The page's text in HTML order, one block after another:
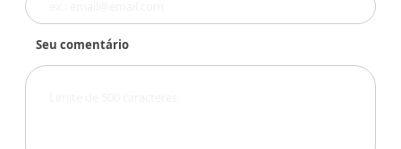
Seu comentário